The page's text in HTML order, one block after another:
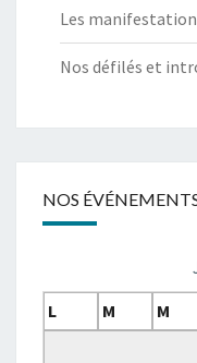
Les
Nos défilés et
NOS
L
M M